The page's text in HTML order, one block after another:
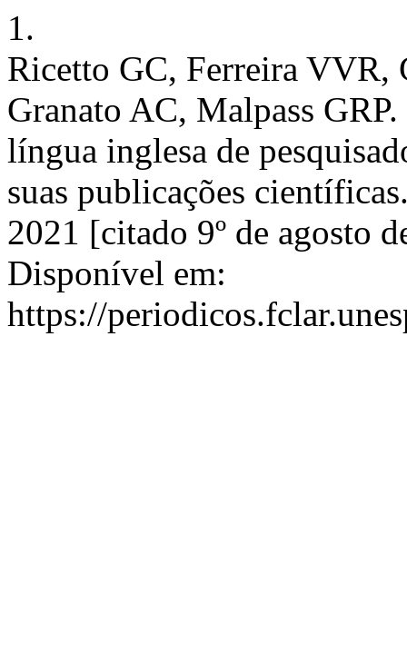
1.
Ricetto GC, Ferreira VVR,
Granato AC, Malpass
língua inglesa de
suas publicações
2021 [citado 9º de agosto
Disponível em:
https://